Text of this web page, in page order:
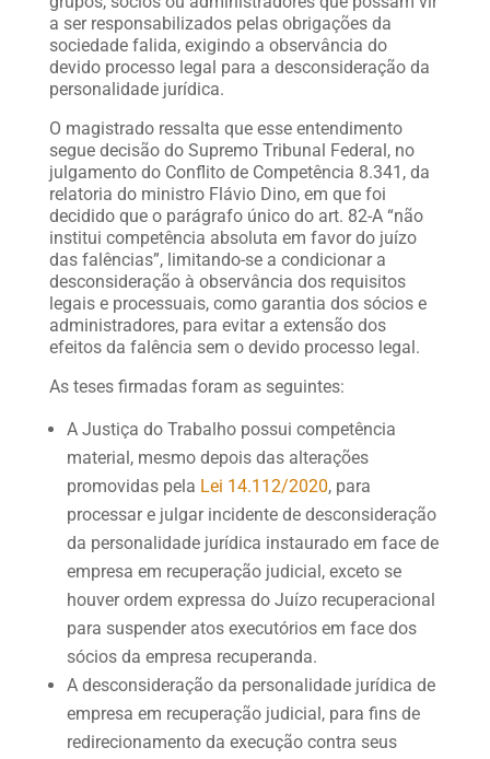
a ser responsabilizados pelas obrigações da
sociedade falida, exigindo a observância do
devido processo legal para a desconsideração da
personalidade jurídica.
O magistrado ressalta que esse entendimento
segue decisão do Supremo Tribunal Federal, no
julgamento do Conflito de Competência 8.341, da
relatoria do ministro Flávio Dino, em que foi
decidido que o parágrafo único do art. 82-A “não
institui competência absoluta em favor do juízo
das falências”, limitando-se a condicionar a
desconsideração à observância dos requisitos
legais e processuais, como garantia dos sócios e
administradores, para evitar a extensão dos
efeitos da falência sem o devido processo legal.
As teses firmadas foram as seguintes:
A Justiça do Trabalho possui competência
material, mesmo depois das alterações
promovidas pela Lei 14.112/2020, para
processar e julgar incidente de desconsideração
da personalidade jurídica instaurado em face de
empresa em recuperação judicial, exceto se
houver ordem expressa do Juízo recuperacional
para suspender atos executórios em face dos
sócios da empresa recuperanda.
A desconsideração da personalidade jurídica de
empresa em recuperação judicial, para fins de
redirecionamento da execução contra seus